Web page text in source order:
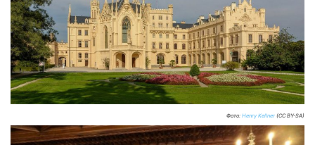
Фото: Henry Kellner (CC BY-SA)